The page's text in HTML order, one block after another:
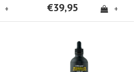
+ €39,95 +